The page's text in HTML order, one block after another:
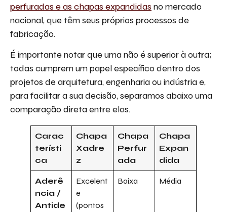
perfuradas e as chapas expandidas no mercado
nacional, que têm seus próprios processos de
fabricação.
É importante notar que uma não é superior à outra;
todas cumprem um papel específico dentro dos
projetos de arquitetura, engenharia ou indústria e,
para facilitar a sua decisão, separamos abaixo uma
comparação direta entre elas.
Carac
terísti
ca
Chapa
Xadre
z
Chapa
Perfur
ada
Chapa
Expan
dida
Aderê
ncia /
Antide
Excelent
e
(pontos
Baixa Média